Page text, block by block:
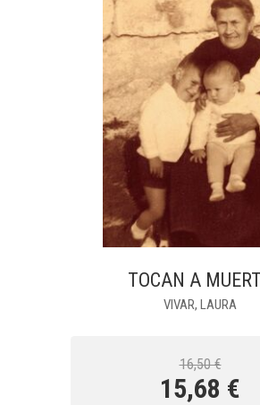
TOCAN A
VIVAR, LAURA
16,50 €
15,68 €